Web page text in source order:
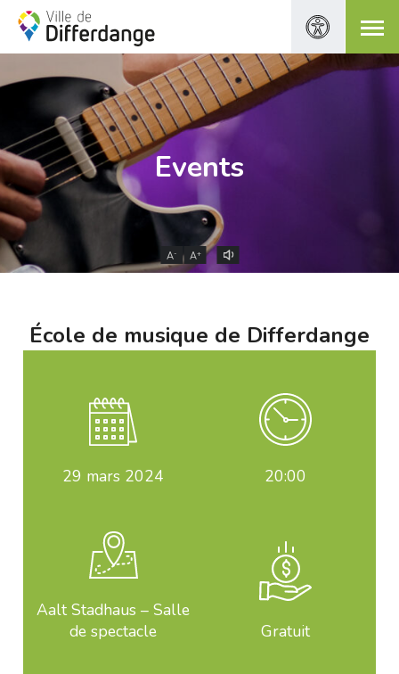
Events
A- A+
École de musique de Differdange
29 mars 2024 20:00
Aalt Stadhaus – Salle
de spectacle
Gratuit